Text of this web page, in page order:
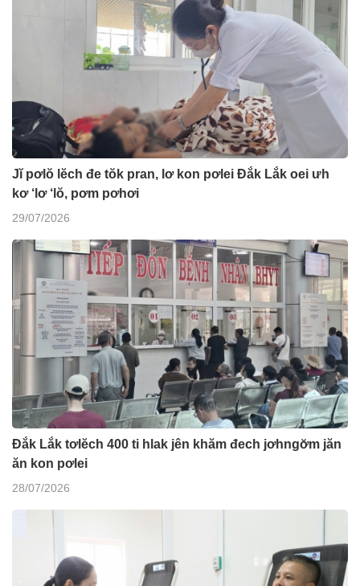
Jĭ pơlŏ lĕch đe tŏk pran, lơ kon pơlei Đắk Lắk oei ưh
kơ ‘lơ ‘lŏ, pơm pơhơi
29/07/2026
Đắk Lắk tơlĕch 400 ti hlak jên khăm đech jơhngơ̆m jăn
ăn kon pơlei
28/07/2026